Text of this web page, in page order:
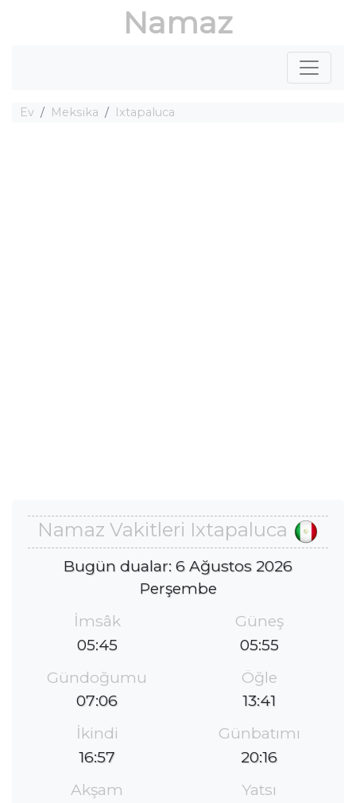
Namaz
Ev Meksika Ixtapaluca
Namaz Vakitleri Ixtapaluca
Bugün dualar: 6 Ağustos 2026
Perşembe
İmsâk
05:45
Güneş
05:55
Gündoğumu
07:06
Öğle
13:41
İkindi
16:57
Günbatımı
20:16
Akşam
Yatsı